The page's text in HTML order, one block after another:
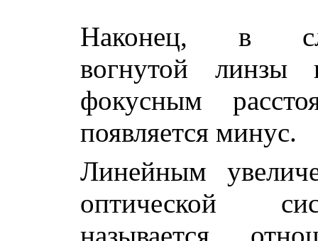
Наконец, в
вогнутой линзы
фокусным
появляется минус.
Линейным
оптической
называется